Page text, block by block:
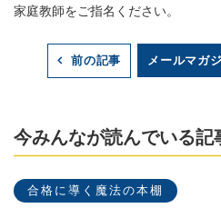
家庭教師をご指名ください。
前の記事 メールマガ
今みんなが読んでいる記
合格に導く魔法の本棚